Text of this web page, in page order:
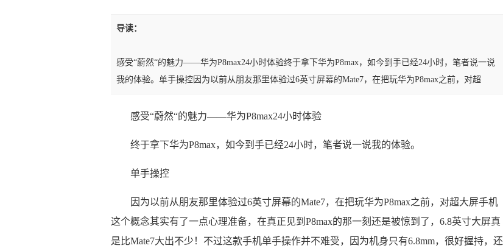
导读：
感受“蔚然“的魅力——华为P8max24小时体验终于拿下华为P8max，如今到手已经24小时，笔者说一说
我的体验。单手操控因为以前从朋友那里体验过6英寸屏幕的Mate7，在把玩华为P8max之前，对超
感受“蔚然“的魅力——华为P8max24小时体验
终于拿下华为P8max，如今到手已经24小时，笔者说一说我的体验。
单手操控
因为以前从朋友那里体验过6英寸屏幕的Mate7，在把玩华为P8max之前，对超大屏手机
这个概念其实有了一点心理准备，在真正见到P8max的那一刻还是被惊到了，6.8英寸大屏真
是比Mate7大出不少！不过这款手机单手操作并不难受，因为机身只有6.8mm，很好握持，还